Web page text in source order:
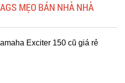
MẸO BÁN NHÀ NHÀ
Exciter 150 cũ giá rẻ